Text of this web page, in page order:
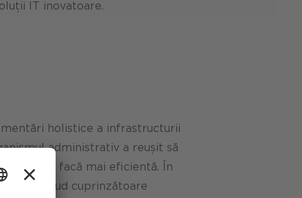
IT inovatoare.
holistice a infrastructurii
administrativ a reușit să
și să o facă mai eficientă. În
cloud cuprinzătoare